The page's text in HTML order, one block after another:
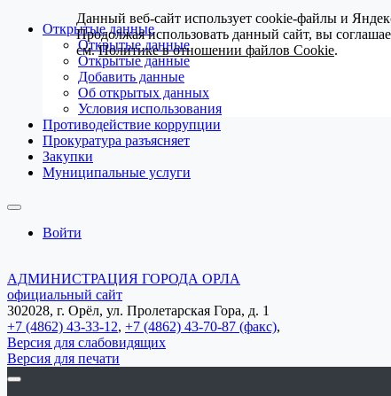
Открытые данные
Открытые данные
Открытые данные
Добавить данные
Об открытых данных
Условия использования
Противодействие коррупции
Прокуратура разъясняет
Закупки
Муниципальные услуги
Войти
АДМИНИСТРАЦИЯ ГОРОДА ОРЛА
официальный сайт
302028, г. Орёл, ул. Пролетарская Гора, д. 1
+7 (4862) 43-33-12, +7 (4862) 43-70-87 (факс),
Версия для слабовидящих
Версия для печати
Данный веб-сайт использует cookie-файлы и
Продолжая использовать данный сайт, вы
см.Политике в отношении файлов Cookie.